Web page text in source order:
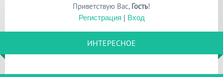
Приветствую Вас, Гость!
Регистрация | Вход
ИНТЕРЕСНОЕ